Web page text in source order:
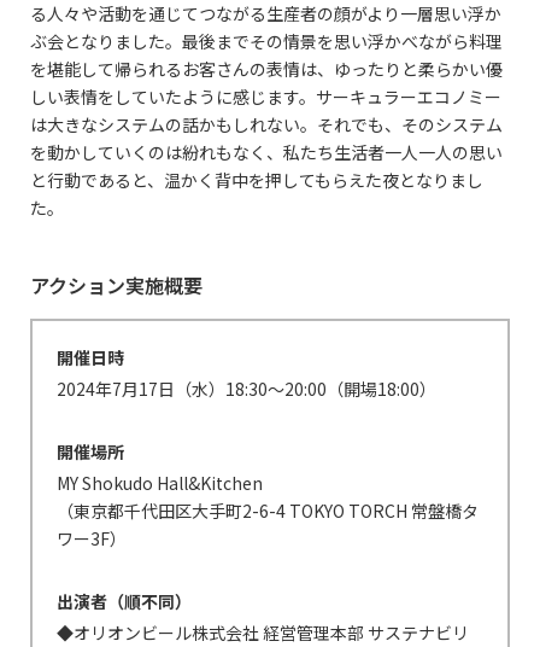
る人々や活動を通じてつながる生産者の顔がより一層思い浮か
ぶ会となりました。最後までその情景を思い浮かべながら料理
を堪能して帰られるお客さんの表情は、ゆったりと柔らかい優
しい表情をしていたように感じます。サーキュラーエコノミー
は大きなシステムの話かもしれない。それでも、そのシステム
を動かしていくのは紛れもなく、私たち生活者一人一人の思い
と行動であると、温かく背中を押してもらえた夜となりまし
た。
アクション実施概要
開催日時
2024年7月17日（水）18:30〜20:00（開場18:00）
開催場所
MY Shokudo Hall&Kitchen
（東京都千代田区大手町2-6-4 TOKYO TORCH 常盤橋タ
ワー3F）
出演者（順不同）
◆オリオンビール株式会社 経営管理本部 サステナビリ